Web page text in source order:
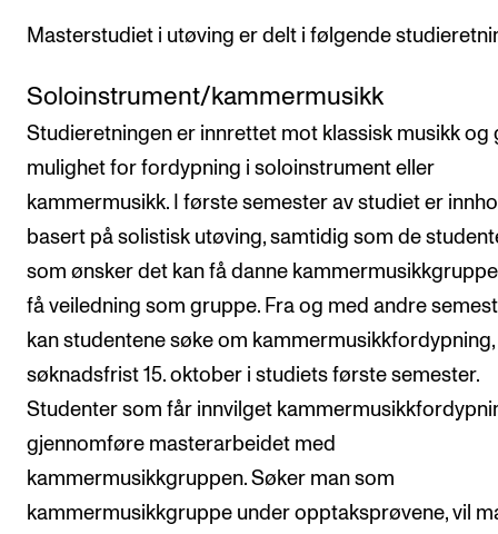
Masterstudiet i utøving er delt i følgende
Soloinstrument/kammermusikk
Studieretningen er innrettet mot klassisk musikk og
mulighet for fordypning i soloinstrument eller
kammermusikk. I første semester av studiet er
basert på solistisk utøving, samtidig som de
som ønsker det kan få danne
få veiledning som gruppe. Fra og med andre
kan studentene søke om kammermusikkfordypning,
søknadsfrist 15. oktober i studiets første semester.
Studenter som får innvilget
gjennomføre masterarbeidet med
kammermusikkgruppen. Søker man som
kammermusikkgruppe under opptaksprøvene, vil